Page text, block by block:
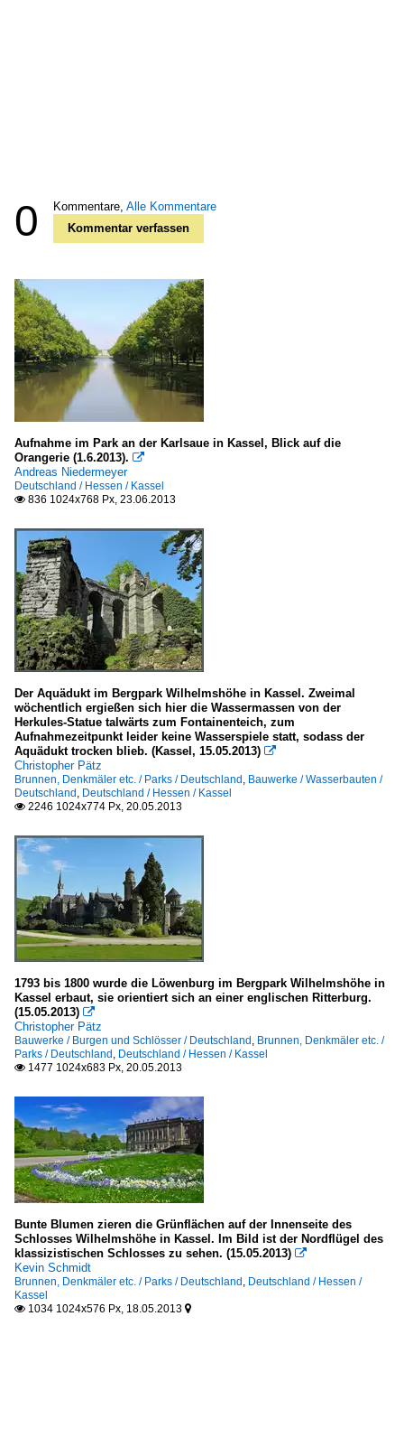
0 Kommentare, Alle Kommentare
Kommentar verfassen
Aufnahme im Park an der Karlsaue in Kassel, Blick auf die
Orangerie (1.6.2013). 
Andreas Niedermeyer
Deutschland / Hessen / Kassel
 836 1024x768 Px, 23.06.2013
Der Aquädukt im Bergpark Wilhelmshöhe in Kassel. Zweimal
wöchentlich ergießen sich hier die Wassermassen von der
Herkules-Statue talwärts zum Fontainenteich, zum
Aufnahmezeitpunkt leider keine Wasserspiele statt, sodass der
Aquädukt trocken blieb. (Kassel, 15.05.2013) 
Christopher Pätz
Brunnen, Denkmäler etc. / Parks / Deutschland , Bauwerke / Wasserbauten /
Deutschland , Deutschland / Hessen / Kassel
 2246 1024x774 Px, 20.05.2013
1793 bis 1800 wurde die Löwenburg im Bergpark Wilhelmshöhe in
Kassel erbaut, sie orientiert sich an einer englischen Ritterburg.
(15.05.2013) 
Christopher Pätz
Bauwerke / Burgen und Schlösser / Deutschland , Brunnen, Denkmäler etc. /
Parks / Deutschland , Deutschland / Hessen / Kassel
 1477 1024x683 Px, 20.05.2013
Bunte Blumen zieren die Grünflächen auf der Innenseite des
Schlosses Wilhelmshöhe in Kassel. Im Bild ist der Nordflügel des
klassizistischen Schlosses zu sehen. (15.05.2013) 
Kevin Schmidt
Brunnen, Denkmäler etc. / Parks / Deutschland , Deutschland / Hessen /
Kassel
 1034 1024x576 Px, 18.05.2013 